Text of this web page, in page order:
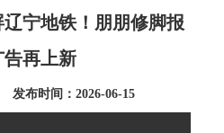
辽宁地铁！朋朋修脚报
告再上新
发布时间：2026-06-15